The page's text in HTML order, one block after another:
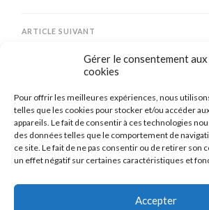
Gérer le consentement aux
cookies
Pour offrir les meilleures expériences, nous
telles que les cookies pour stocker et/ou accéder
appareils. Le fait de consentir à ces technologies
des données telles que le comportement de
ce site. Le fait de ne pas consentir ou de retirer son
un effet négatif sur certaines caractéristiques et
Accepter
ARTICLE SUIVANT
Comments are closed.
CONNEXION